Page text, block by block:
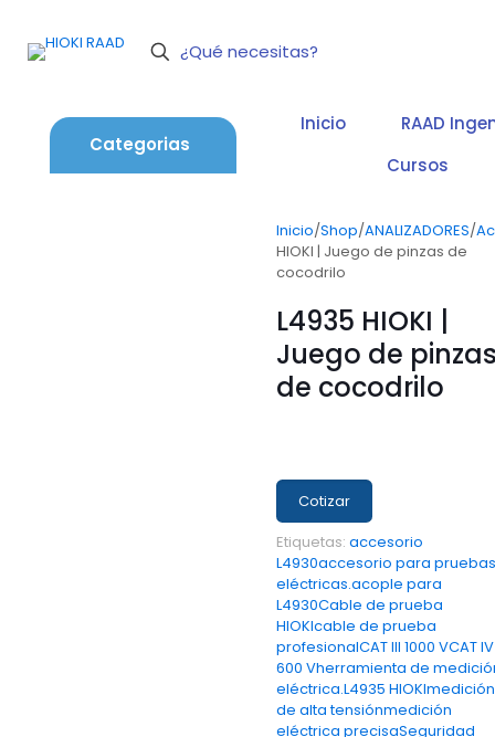
Categorias
Inicio
RAAD
Cursos
Inicio/Shop/ANALIZADORES/
HIOKI | Juego de pinzas de
cocodrilo
L4935 HIOKI |
Juego de
de cocodrilo
Cotizar
Etiquetas: accesorio
L4930accesorio para pruebas
eléctricas.acople para
L4930Cable de prueba
HIOKIcable de prueba
profesionalCAT III 1000 VCAT IV
600 Vherramienta de
eléctrica.L4935 HIOKImedición
de alta tensiónmedición
eléctrica precisaSeguridad